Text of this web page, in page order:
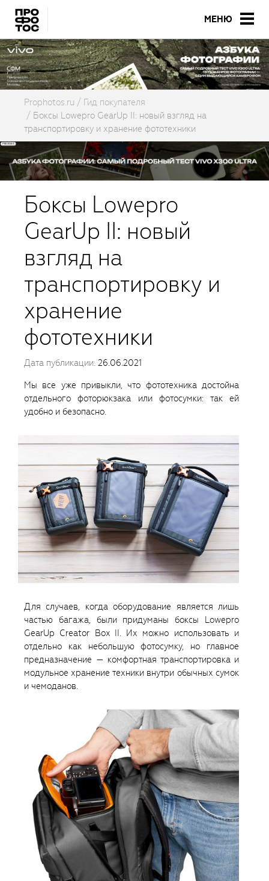
МЕНЮ
Prophotos.ru
Гид покупателя
Боксы Lowepro GearUp II: новый взгляд на
транспортировку и хранение фототехники
Боксы Lowepro
GearUp II: новый
взгляд на
транспортировку и
хранение
фототехники
Дата публикации: 26.06.2021
Мы все уже привыкли, что фототехника достойна
отдельного фоторюкзака или фотосумки: так ей
удобно и безопасно.
Для случаев, когда оборудование является лишь
частью багажа, были придуманы боксы Lowepro
GearUp Creator Box II. Их можно использовать и
отдельно как небольшую фотосумку, но главное
предназначение — комфортная транспортировка и
модульное хранение техники внутри обычных сумок
и чемоданов.